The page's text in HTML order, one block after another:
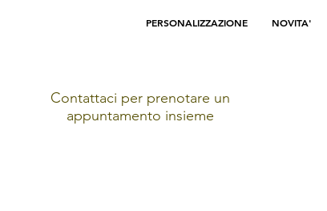
PERSONALIZZAZIONE NOVITA'
Contattaci per prenotare un
appuntamento insieme